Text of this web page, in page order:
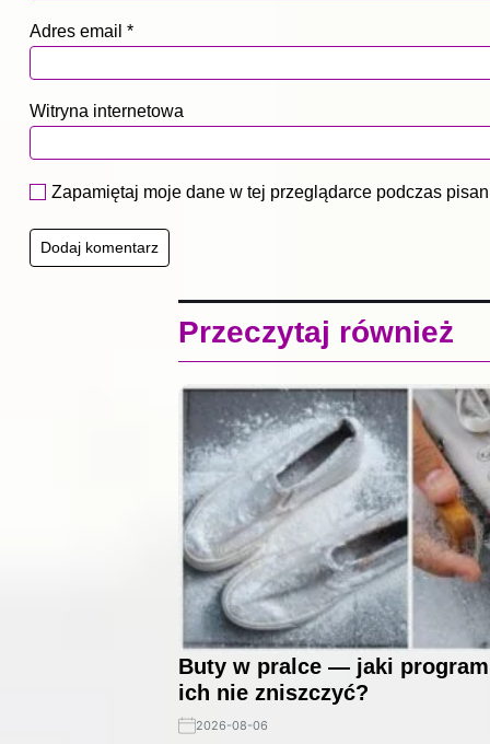
Adres email *
Witryna internetowa
Zapamiętaj moje dane w tej przeglądarce podczas
Przeczytaj również
Buty w pralce — jaki
ich nie zniszczyć?
2026-08-06